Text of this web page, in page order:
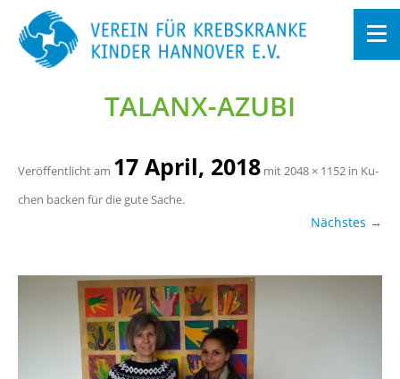
Zum
In­
halt
TA­LANX-AZUBI
Ver­öf­fent­licht am 17 April, 2018 mit2048 × 1152 in Ku­
chen ba­cken für die gute Sache.
Nächs­tes →